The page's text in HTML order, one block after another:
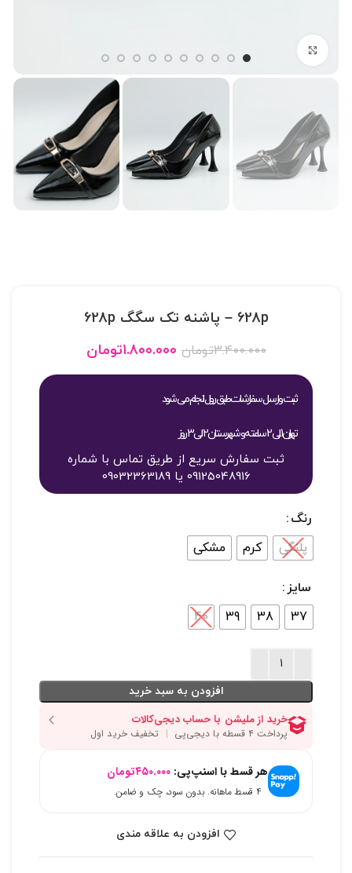
628p – پاشنه تک سگگ 628p
۳.۴۰۰.۰۰۰تومان ۱.۸۰۰.۰۰۰تومان
ثبت و ارسال سفارشات طبق روال انجام می شود
تهران 1 الی 2 ساعته و شهرستان 2 الی 3 روز
ثبت سفارش سریع از طریق تماس با شماره
09125048916 یا 09032363189
رنگ
پلنگی
کرم مشکی
سایز
37
38
39
40
افزودن به سبد خرید
هر قسط با اسنپ‌پی: ۴۵۰.۰۰۰تومان
۴ قسط ماهانه. بدون سود، چک و ضامن.
افزودن به علاقه مندی